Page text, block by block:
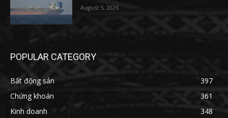
August 5, 2026
POPULAR CATEGORY
Bất động sản
397
Chứng khoán
361
Kinh doanh
348